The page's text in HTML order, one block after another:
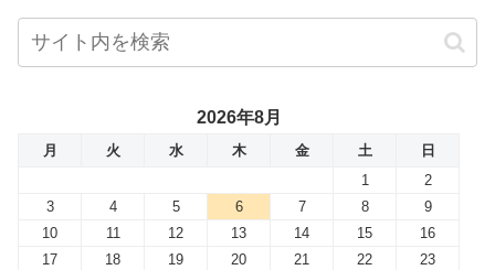
2026年8月
月 火 水 木 金 土
日
1
2
3
4 5 6 7 8
9
10
11 12 13 14 15
16
17
18 19 20 21 22
23